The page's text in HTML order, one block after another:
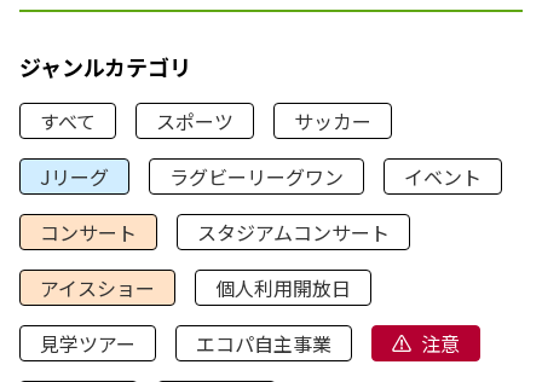
ジャンルカテゴリ
すべて スポーツ
サッカー
Jリーグ
ラグビーリーグワン
イベント
コンサート
スタジアムコンサート
アイスショー
個人利用開放日
見学ツアー
エコパ自主事業
注意